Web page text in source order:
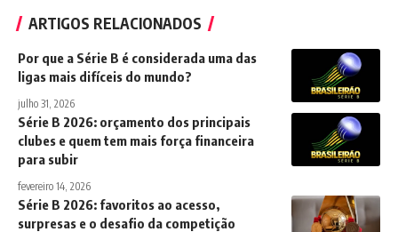
ARTIGOS RELACIONADOS
Por que a Série B é considerada uma das
ligas mais difíceis do mundo?
julho 31, 2026
Série B 2026: orçamento dos principais
clubes e quem tem mais força financeira
para subir
fevereiro 14, 2026
Série B 2026: favoritos ao acesso,
surpresas e o desafio da competição